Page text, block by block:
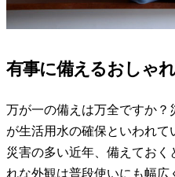
有事に備えるおしゃ
万が一の備えは万全ですか
が生活用水の確保といわれて
災害の多い近年、備えてお
れな外観は普段使いにも幅広